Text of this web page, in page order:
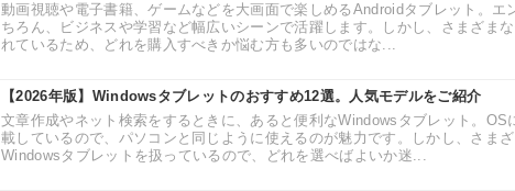
動画視聴や電子書籍、ゲームなどを大画面で楽しめるAndroidタブレット。エ
ちろん、ビジネスや学習など幅広いシーンで活躍します。しかし、さまざま
れているため、どれを購入すべきか悩む方も多いのではな...
【2026年版】Windowsタブレットのおすすめ12選。人気モデルをご紹介
文章作成やネット検索をするときに、あると便利なWindowsタブレット。OS
載しているので、パソコンと同じように使えるのが魅力です。しかし、さま
Windowsタブレットを扱っているので、どれを選べばよいか迷...